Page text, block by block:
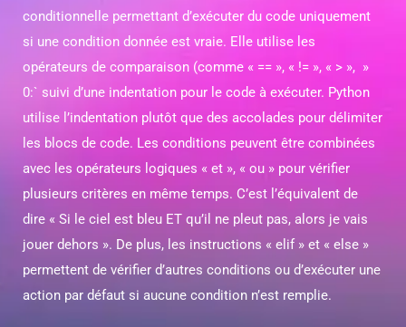
conditionnelle permettant d’exécuter du code uniquement
si une condition donnée est vraie. Elle utilise les
opérateurs de comparaison (comme « == », « != », « > », »
0:` suivi d’une indentation pour le code à exécuter. Python
utilise l’indentation plutôt que des accolades pour délimiter
les blocs de code. Les conditions peuvent être combinées
avec les opérateurs logiques « et », « ou » pour vérifier
plusieurs critères en même temps. C’est l’équivalent de
dire « Si le ciel est bleu ET qu’il ne pleut pas, alors je vais
jouer dehors ». De plus, les instructions « elif » et « else »
permettent de vérifier d’autres conditions ou d’exécuter une
action par défaut si aucune condition n’est remplie.